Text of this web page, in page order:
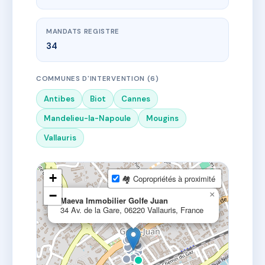
MANDATS REGISTRE
34
COMMUNES D'INTERVENTION (6)
Antibes Biot
Cannes
Mandelieu-la-Napoule
Mougins
Vallauris
Maeva Immobilier Golfe Juan
34 Av. de la Gare, 06220 Vallauris, France
×
+
−
🏘 Copropriétés à proximité